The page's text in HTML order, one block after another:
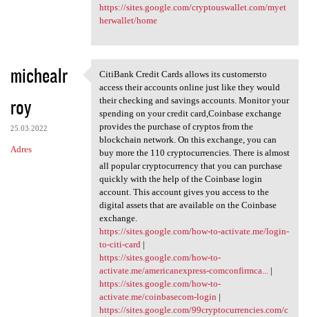
https://sites.google.com/cryptouswallet.com/myet
herwallet/home
michealr
roy
25.03.2022
Adres
CitiBank Credit Cards allows
CitiBank Credit Cards allows its customersto
access their accounts online just like they would
their checking and savings accounts. Monitor your
spending on your credit card,Coinbase exchange
provides the purchase of cryptos from the
blockchain network. On this exchange, you can
buy more the 110 cryptocurrencies. There is almost
all popular cryptocurrency that you can purchase
quickly with the help of the Coinbase login
account. This account gives you access to the
digital assets that are available on the Coinbase
exchange.
https://sites.google.com/how-to-activate.me/login-
to-citi-card|
https://sites.google.com/how-to-
activate.me/americanexpress-comconfirmca...|
https://sites.google.com/how-to-
activate.me/coinbasecom-login |
https://sites.google.com/99cryptocurrencies.com/c